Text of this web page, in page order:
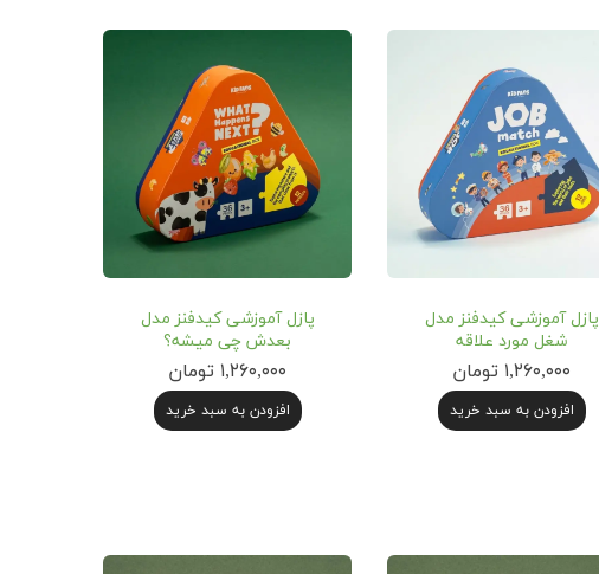
پازل آموزشی کیدفنز مدل
شغل مورد علاقه
۱,۲۶۰,۰۰۰ تومان
افزودن به سبد خرید
پازل آموزشی کیدفنز مدل
بعدش چی میشه؟
۱,۲۶۰,۰۰۰ تومان
افزودن به سبد خرید